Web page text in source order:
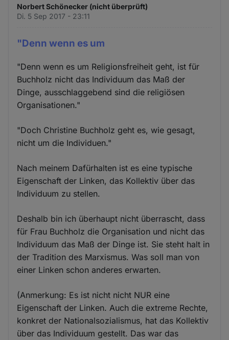
Norbert Schönecker (nicht überprüft)
Di. 5 Sep 2017 - 23:11
"Denn wenn es um
"Denn wenn es um Religionsfreiheit geht, ist für
Buchholz nicht das Individuum das Maß der
Dinge, ausschlaggebend sind die religiösen
Organisationen."
"Doch Christine Buchholz geht es, wie gesagt,
nicht um die Individuen."
Nach meinem Dafürhalten ist es eine typische
Eigenschaft der Linken, das Kollektiv über das
Individuum zu stellen.
Deshalb bin ich überhaupt nicht überrascht, dass
für Frau Buchholz die Organisation und nicht das
Individuum das Maß der Dinge ist. Sie steht halt in
der Tradition des Marxismus. Was soll man von
einer Linken schon anderes erwarten.
(Anmerkung: Es ist nicht nicht NUR eine
Eigenschaft der Linken. Auch die extreme Rechte,
konkret der Nationalsozialismus, hat das Kollektiv
über das Individuum gestellt. Das war das